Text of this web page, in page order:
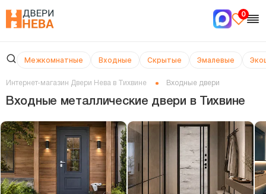
0
Межкомнатные Входные Скрытые Эмалевые
Интернет-магазин Двери Нева в Тихвине Входные двери
Входные металлические двери в Тихвине